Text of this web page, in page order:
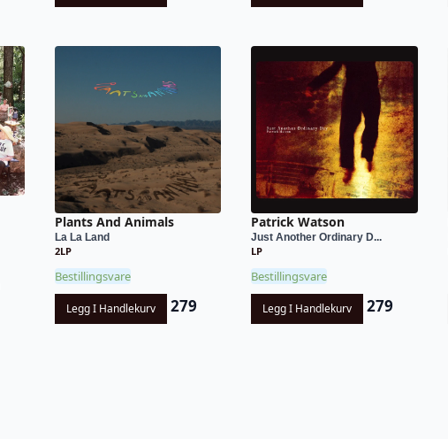
Plants And Animals
La La Land
2LP
Bestillingsvare
Legg I Handlekurv 279
Patrick Watson
Just Another Ordinary D...
LP
Bestillingsvare
Legg I Handlekurv 279